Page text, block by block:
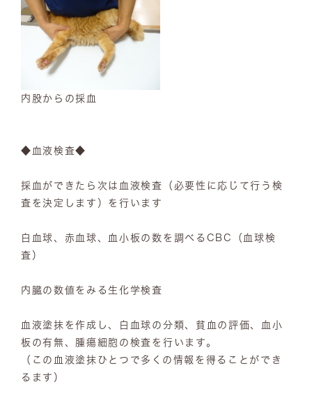
内股からの採血
◆血液検査◆
採血ができたら次は血液検査（必要性に応じて行う検
査を決定します）を行います
白血球、赤血球、血小板の数を調べるCBC（血球検
査）
内臓の数値をみる生化学検査
血液塗抹を作成し、白血球の分類、貧血の評価、血小
板の有無、腫瘍細胞の検査を行います。
（この血液塗抹ひとつで多くの情報を得ることができ
るます）